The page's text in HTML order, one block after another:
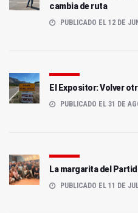
cambia de ruta
PUBLICADO EL 12 DE
El Expositor: Volver
PUBLICADO EL 31 DE
La margarita del
PUBLICADO EL 11 DE